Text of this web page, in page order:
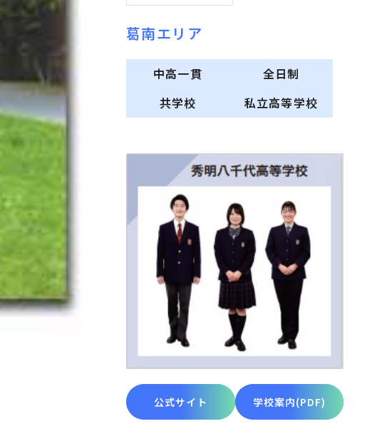
葛南エリア
中高一貫
全日制
共学校
私立高等学校
公式サイト 学校案内(PDF)